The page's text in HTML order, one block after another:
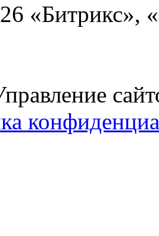
«Битрикс»,